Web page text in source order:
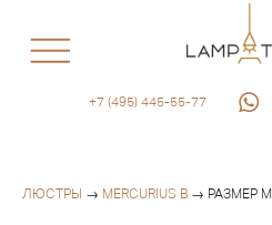
+7 (495) 445-55-77
ЛЮСТРЫ → MERCURIUS B → РАЗМЕР M